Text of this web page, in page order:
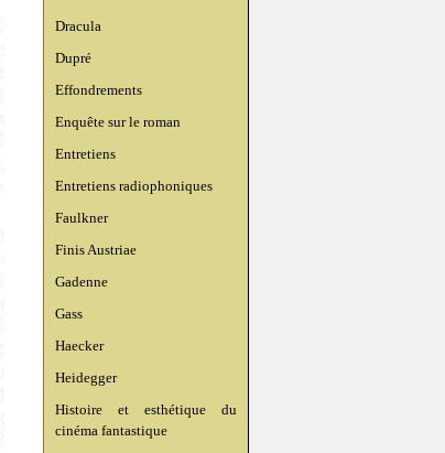
Dracula
Dupré
Effondrements
Enquête sur le roman
Entretiens
Entretiens radiophoniques
Faulkner
Finis Austriae
Gadenne
Gass
Haecker
Heidegger
Histoire et esthétique du
cinéma fantastique